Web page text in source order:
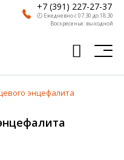
+7 (391) 227-27-37
🕗 Ежедневно с 07:30 до 18:30
Воскресенье: выходной
энцефалита